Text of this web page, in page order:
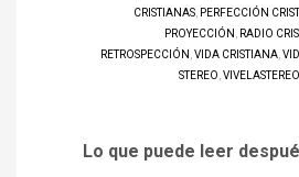
CRISTIANAS PERFECCIÓN
PROYECCIÓN
RADIO
RETROSPECCIÓN VIDA CRISTIANA
STEREO VIVELASTEREO
Lo que puede leer